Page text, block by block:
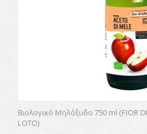
Βιολογικό Μηλόξυδο 750 ml (FIOR DI
LOTO)